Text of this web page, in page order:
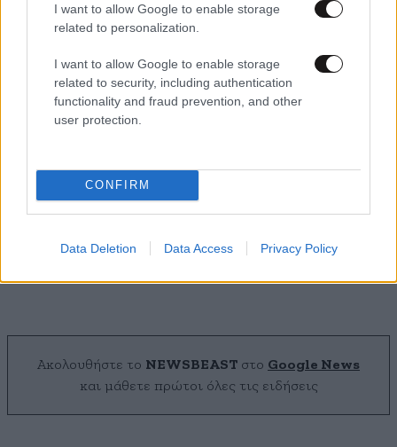
I want to allow Google to enable storage
related to personalization.
I want to allow Google to enable storage
related to security, including authentication
functionality and fraud prevention, and other
user protection.
CONFIRM
Data Deletion Data Access Privacy Policy
Γερμανού τουρίστα
Ακολουθήστε το NEWSBEAST στο Google News
και μάθετε πρώτοι όλες τις ειδήσεις